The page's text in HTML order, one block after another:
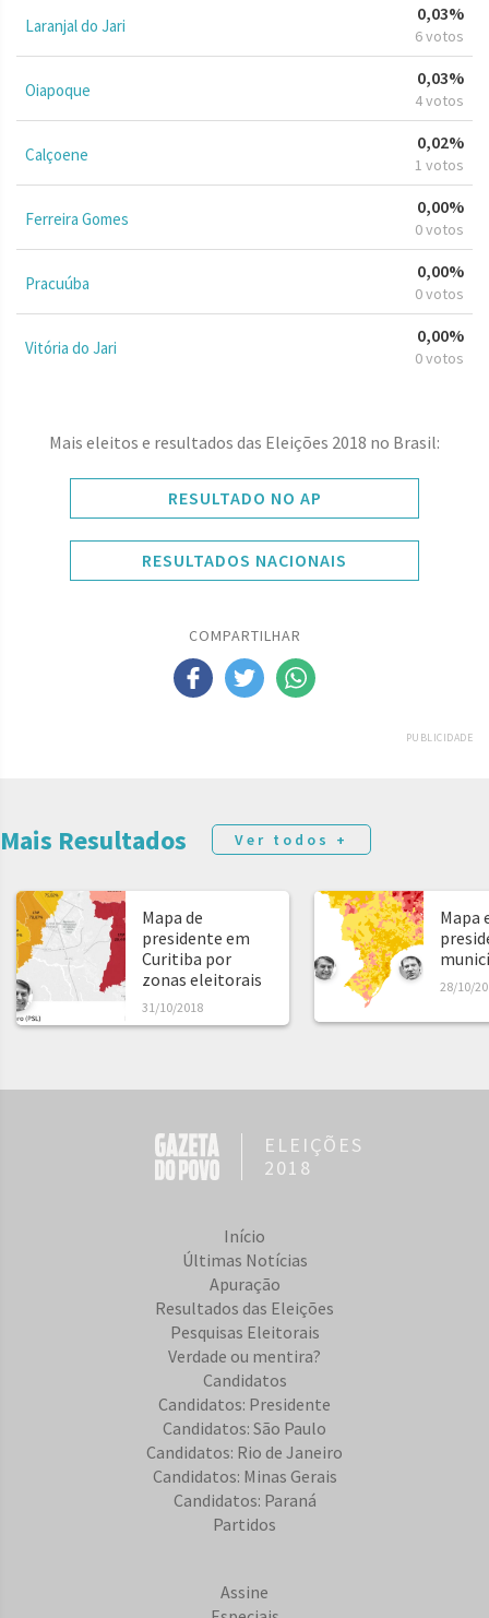
Laranjal do Jari
0,03%
6 votos
Oiapoque
0,03%
4 votos
Calçoene
0,02%
1 votos
Ferreira Gomes
0,00%
0 votos
Pracuúba
0,00%
0 votos
Vitória do Jari
0,00%
0 votos
Mais eleitos e resultados das Eleições 2018 no Brasil:
RESULTADO NO AP
RESULTADOS NACIONAIS
COMPARTILHAR
PUBLICIDADE
Mais Resultados Ver todos +
Mapa de
presidente em
Curitiba por
zonas eleitorais
31/10/2018
Mapa
28/10/
ELEIÇÕES
2018
Início
Últimas Notícias
Apuração
Resultados das Eleições
Pesquisas Eleitorais
Verdade ou mentira?
Candidatos
Candidatos: Presidente
Candidatos: São Paulo
Candidatos: Rio de Janeiro
Candidatos: Minas Gerais
Candidatos: Paraná
Partidos
Assine